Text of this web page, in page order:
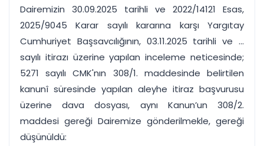
Dairemizin 30.09.2025 tarihli ve 2022/14121 Esas,
2025/9045 Karar sayılı kararına karşı Yargıtay
Cumhuriyet Başsavcılığının, 03.11.2025 tarihli ve ...
sayılı itirazı üzerine yapılan inceleme neticesinde;
5271 sayılı CMK'nın 308/1. maddesinde belirtilen
kanunî süresinde yapılan aleyhe itiraz başvurusu
üzerine dava dosyası, aynı Kanun’un 308/2.
maddesi gereği Dairemize gönderilmekle, gereği
düşünüldü: